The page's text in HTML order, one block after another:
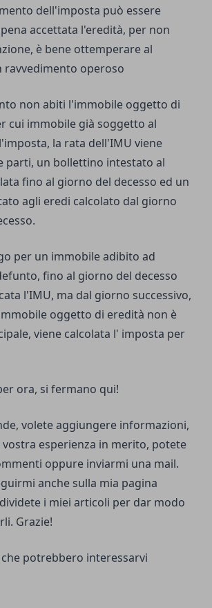
dell'imposta può essere
accettata l'eredità, per non
è bene ottemperare al
ravvedimento operoso
non abiti l'immobile oggetto di
cui immobile già soggetto al
la rata dell'IMU viene
parti, un bollettino intestato al
fino al giorno del decesso ed un
agli eredi calcolato dal giorno
per un immobile adibito ad
fino al giorno del decesso
l'IMU, ma dal giorno successivo,
oggetto di eredità non è
viene calcolata l' imposta per
ora, si fermano qui!
volete aggiungere informazioni,
esperienza in merito, potete
oppure inviarmi una mail.
anche sulla mia pagina
i miei articoli per dar modo
Grazie!
potrebbero interessarvi